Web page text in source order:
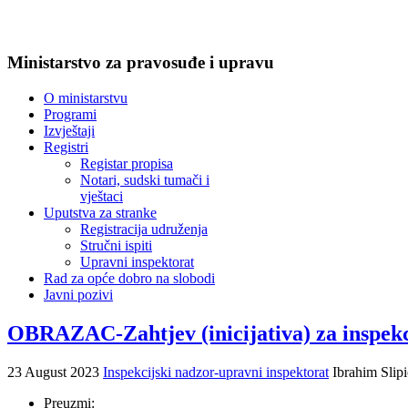
Ministarstvo za pravosuđe i upravu
O ministarstvu
Programi
Izvještaji
Registri
Registar propisa
Notari, sudski tumači i
vještaci
Uputstva za stranke
Registracija udruženja
Stručni ispiti
Upravni inspektorat
Rad za opće dobro na slobodi
Javni pozivi
OBRAZAC-Zahtjev (inicijativa) za
23 August 2023 Inspekcijski nadzor-upravni inspektorat Ibrahim
Preuzmi: